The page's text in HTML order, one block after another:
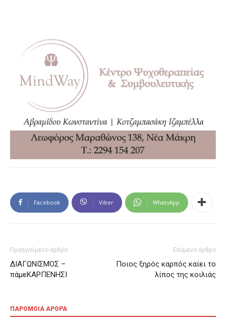
Facebook Viber WhatsApp
Προηγούμενο άρθρο
ΔΙΑΓΩΝΙΣΜΟΣ –
πάμεΚΑΡΠΕΝΗΣΙ
Επόμενο άρθρο
Ποιος ξηρός καρπός καίει το
λίπος της κοιλιάς
ΠΑΡΟΜΟΙΑ ΑΡΘΡΑ